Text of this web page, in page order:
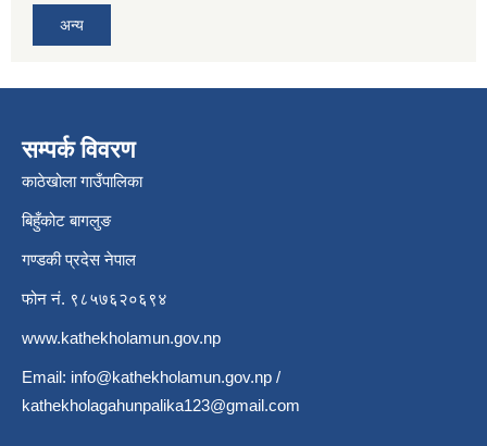
अन्य
सम्पर्क विवरण
काठेखोला गाउँपालिका
बिहुँकोट बागलुङ
गण्डकी प्रदेस नेपाल
फोन नं. ९८५७६२०६९४
www.kathekholamun.gov.np
Email: info@kathekholamun.gov.np /
kathekholagahunpalika123@gmail.com